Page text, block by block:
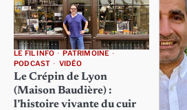
LE FIL INFO
PATRIMOINE
PODCAST
VIDÉO
Le Crépin de Lyon
(Maison Baudière) :
l’histoire vivante du cuir